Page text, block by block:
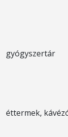
gyógyszertár
éttermek,